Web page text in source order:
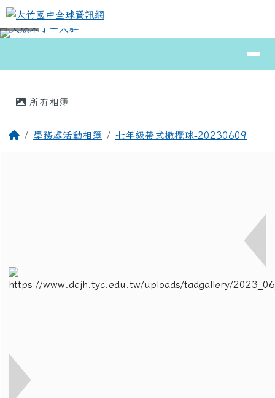
跳至主內容區
大竹國中全球資訊網
⏸
所有相簿
回首頁學務處活動相簿 七年級帶式橄欖球-20230609